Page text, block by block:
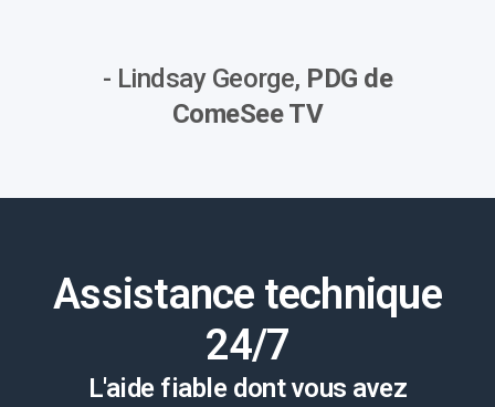
- Lindsay George, PDG de
ComeSee TV
Assistance technique
24/7
L'aide fiable dont vous avez